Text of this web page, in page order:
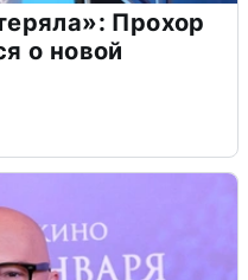
Прохор
о новой